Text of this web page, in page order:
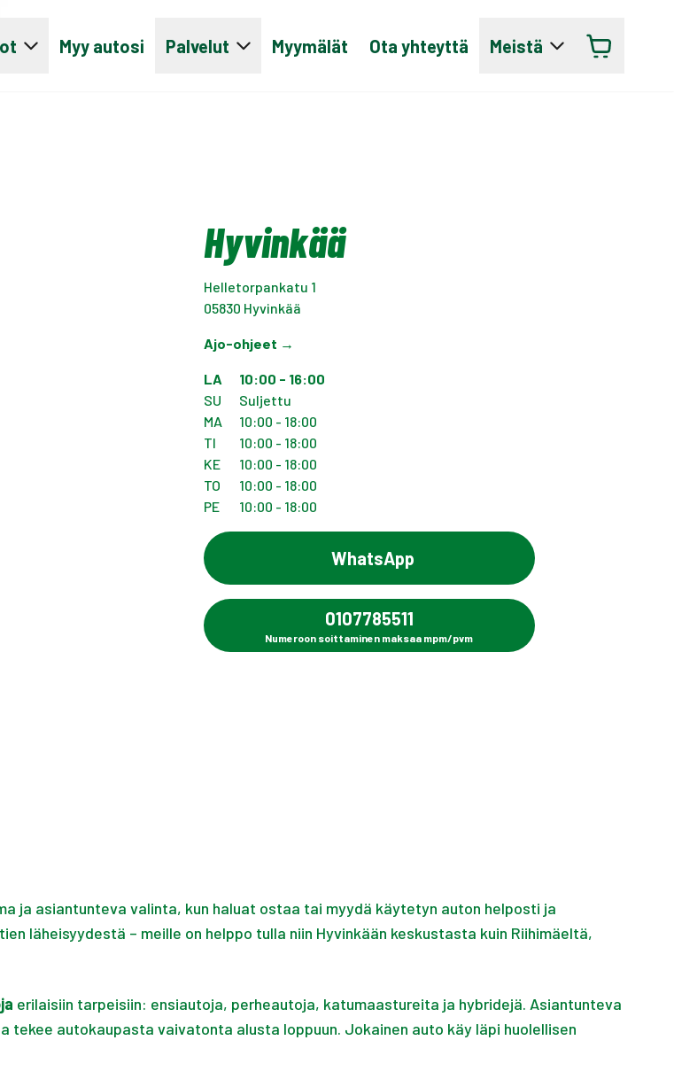
Myy autosi Palvelut Myymälät Ota yhteyttä Meistä
Hyvinkää
Helletorpankatu 1
05830 Hyvinkää
Ajo-ohjeet →
LA
10:00 - 16:00
SU
Suljettu
MA
10:00 - 18:00
TI
10:00 - 18:00
KE
10:00 - 18:00
TO
10:00 - 18:00
PE
10:00 - 18:00
WhatsApp
0107785511
Numeroon soittaminen maksaa mpm/pvm
ja asiantunteva valinta, kun haluat ostaa tai myydä käytetyn auton helposti ja
läheisyydestä – meille on helppo tulla niin Hyvinkään keskustasta kuin Riihimäeltä,
erilaisiin tarpeisiin: ensiautoja, perheautoja, katumaastureita ja hybridejä. Asiantunteva
tekee autokaupasta vaivatonta alusta loppuun. Jokainen auto käy läpi huolellisen